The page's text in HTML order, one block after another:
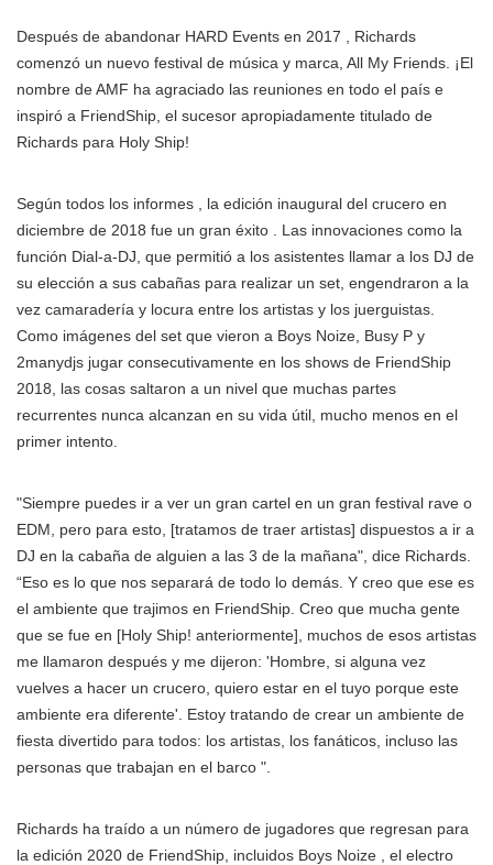
Después de abandonar HARD Events en 2017 , Richards
comenzó un nuevo festival de música y marca, All My Friends. ¡El
nombre de AMF ha agraciado las reuniones en todo el país e
inspiró a FriendShip, el sucesor apropiadamente titulado de
Richards para Holy Ship!
Según todos los informes , la edición inaugural del crucero en
diciembre de 2018 fue un gran éxito . Las innovaciones como la
función Dial-a-DJ, que permitió a los asistentes llamar a los DJ de
su elección a sus cabañas para realizar un set, engendraron a la
vez camaradería y locura entre los artistas y los juerguistas.
Como imágenes del set que vieron a Boys Noize, Busy P y
2manydjs jugar consecutivamente en los shows de FriendShip
2018, las cosas saltaron a un nivel que muchas partes
recurrentes nunca alcanzan en su vida útil, mucho menos en el
primer intento.
"Siempre puedes ir a ver un gran cartel en un gran festival rave o
EDM, pero para esto, [tratamos de traer artistas] dispuestos a ir a
DJ en la cabaña de alguien a las 3 de la mañana", dice Richards.
“Eso es lo que nos separará de todo lo demás. Y creo que ese es
el ambiente que trajimos en FriendShip. Creo que mucha gente
que se fue en [Holy Ship! anteriormente], muchos de esos artistas
me llamaron después y me dijeron: 'Hombre, si alguna vez
vuelves a hacer un crucero, quiero estar en el tuyo porque este
ambiente era diferente'. Estoy tratando de crear un ambiente de
fiesta divertido para todos: los artistas, los fanáticos, incluso las
personas que trabajan en el barco ".
Richards ha traído a un número de jugadores que regresan para
la edición 2020 de FriendShip, incluidos Boys Noize , el electro